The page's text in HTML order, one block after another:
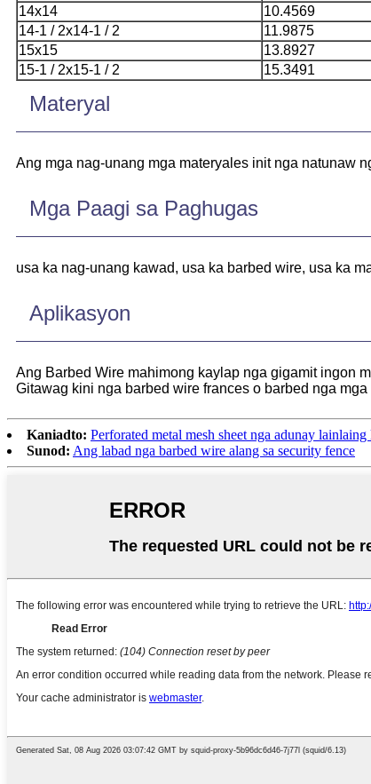
14x14
10.4569
14-1 / 2x14-1 / 2
11.9875
15x15
13.8927
15-1 / 2x15-1 / 2
15.3491
Materyal
Ang mga nag-unang mga materyales init nga natunaw
Mga Paagi sa Paghugas
usa ka nag-unang kawad, usa ka barbed wire, usa ka
Aplikasyon
Ang Barbed Wire mahimong kaylap nga gigamit ingon
Gitawag kini nga barbed wire frances o barbed nga
Kaniadto: Perforated metal mesh sheet nga adunay lainlaing
Sunod: Ang labad nga barbed wire alang sa security fence